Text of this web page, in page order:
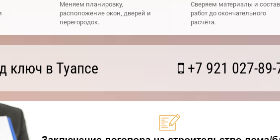
Меняем планировку,
расположение окон, дверей и
перегородок.
Сверяем материалы и состав
работ до окончательного
расчёта.
ключ в Туапсе +7 921 027-89-